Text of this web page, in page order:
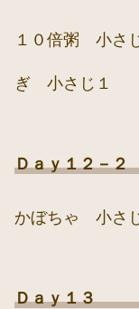
１０倍粥 小さ
ぎ 小さじ１
Ｄａｙ１２－２
かぼちゃ 小さ
Ｄａｙ１３